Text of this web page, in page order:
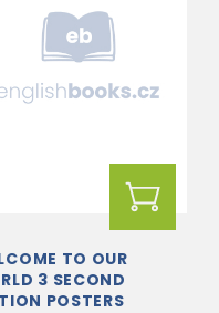
TO OUR
3 SECOND
POSTERS